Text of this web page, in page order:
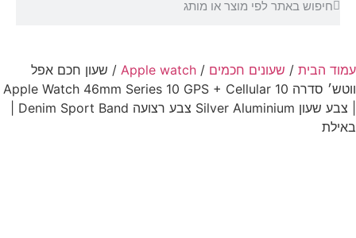
עמוד הבית / שעונים חכמים /
Apple watch / שעון חכם אפל
ווטש׳ סדרה 10 Apple Watch 46mm Series 10 GPS + Cellular
באילת